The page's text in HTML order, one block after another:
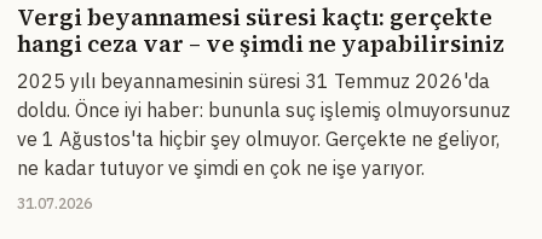
Vergi beyannamesi süresi kaçtı: gerçekte
hangi ceza var – ve şimdi ne yapabilirsiniz
2025 yılı beyannamesinin süresi 31 Temmuz 2026'da
doldu. Önce iyi haber: bununla suç işlemiş olmuyorsunuz
ve 1 Ağustos'ta hiçbir şey olmuyor. Gerçekte ne geliyor,
ne kadar tutuyor ve şimdi en çok ne işe yarıyor.
31.07.2026